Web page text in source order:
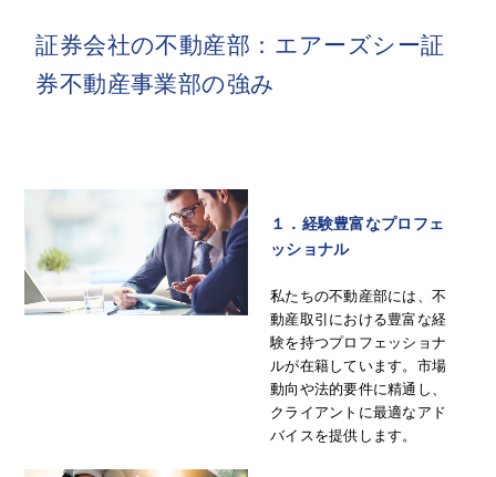
証券会社の不動産部：エアーズシー証
券不動産事業部の強み
１．経験豊富なプロフェ
ッショナル
私たちの不動産部には、不
動産取引における豊富な経
験を持つプロフェッショナ
ルが在籍しています。市場
動向や法的要件に精通し、
クライアントに最適なアド
バイスを提供します。